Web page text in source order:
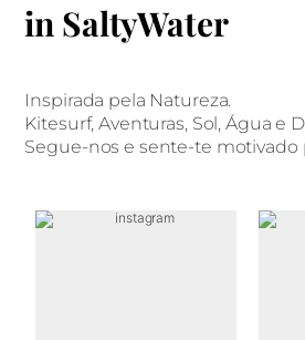
in SaltyWater
Inspirada pela Natureza.
Kitesurf, Aventuras, Sol, Água e
Segue-nos e sente-te motivado